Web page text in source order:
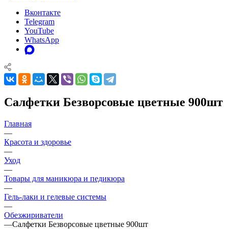
Вконтакте
Telegram
YouTube
WhatsApp
Салфетки Безворсовые цветные 900шт
Главная
—
Красота и здоровье
—
Уход
—
Товары для маникюра и педикюра
—
Гель-лаки и гелевые системы
—
Обезжириватели
—Салфетки Безворсовые цветные 900шт